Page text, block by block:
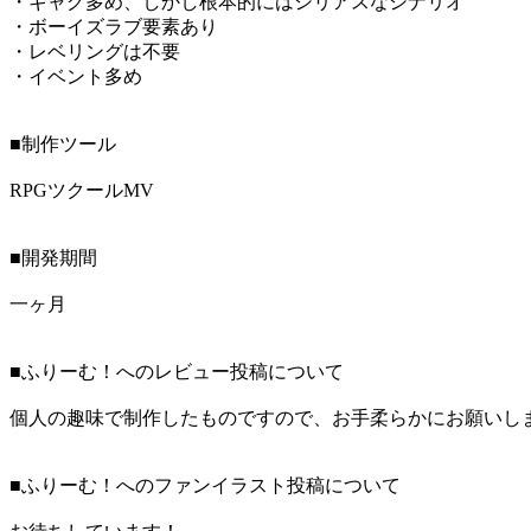
・ボーイズラブ要素あり
・レベリングは不要
・イベント多め
■制作ツール
RPGツクールMV
■開発期間
一ヶ月
■ふりーむ！へのレビュー投稿について
個人の趣味で制作したものですので、お手柔らかにお願いし
■ふりーむ！へのファンイラスト投稿について